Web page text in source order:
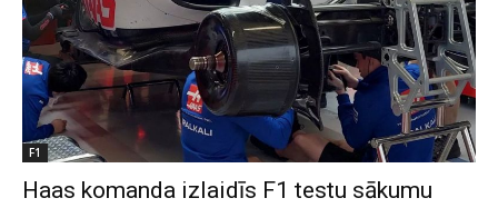
F1
Haas komanda izlaidīs F1 testu sākumu